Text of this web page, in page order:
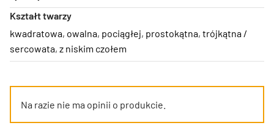
Kształt twarzy
kwadratowa, owalna, pociągłej, prostokątna, trójkątna /
sercowata, z niskim czołem
Na razie nie ma opinii o produkcie.